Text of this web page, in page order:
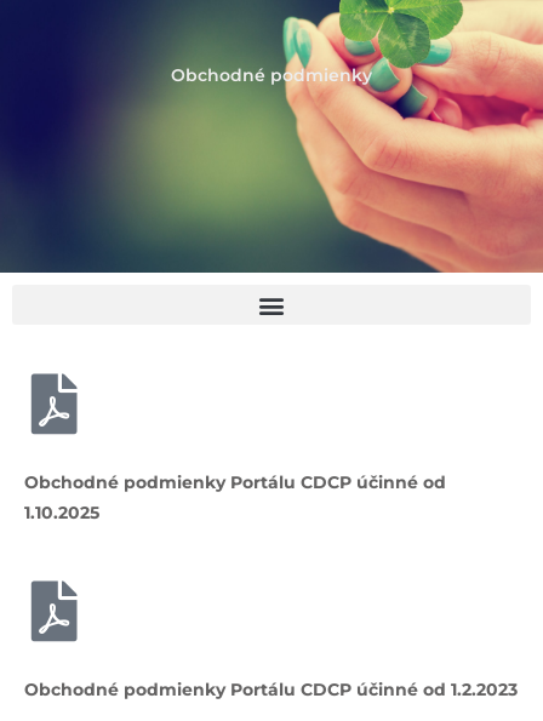
Obchodné podmienky
Obchodné podmienky Portálu CDCP účinné od
1.10.2025
Obchodné podmienky Portálu CDCP účinné od 1.2.2023